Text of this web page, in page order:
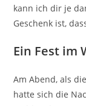
kann ich dir je
Geschenk ist,
Ein Fest im
Am Abend, als
hatte sich die